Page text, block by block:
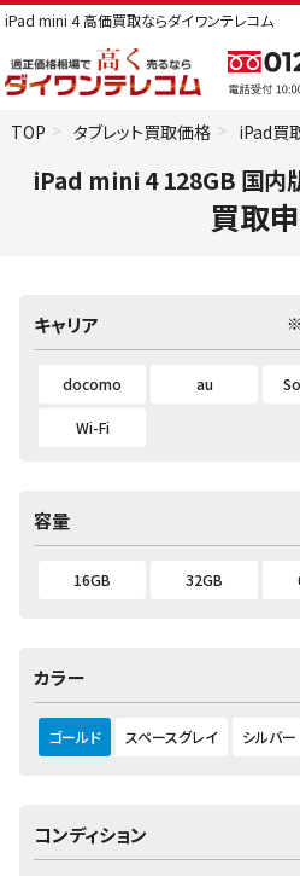
iPad mini 4 高価買取ならダイワンテレコム
TOP タブレット買取価格 iPad買
iPad mini 4 128GB 国内
買取
キャリア
docomo au
Wi-Fi
容量
16GB 32GB
カラー
ゴールド スペースグレイ シルバー
コンディション